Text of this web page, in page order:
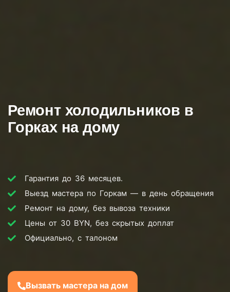
Ремонт холодильников в
Горках на дому
Гарантия до 36 месяцев.
Выезд мастера по Горкам — в день обращения
Ремонт на дому, без вывоза техники
Цены от 30 BYN, без скрытых доплат
Официально, с талоном
Вызвать мастера на дом